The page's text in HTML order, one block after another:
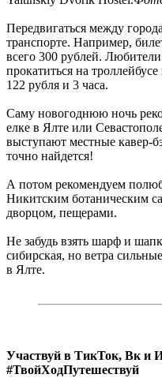
Передвигаться между
транспорте. Например,
всего 300 рублей.
прокатиться на
122 рубля и 3 часа.
Саму новогоднюю ночь
елке в Ялте или
выступают местные кавер-
точно найдется!
А потом рекомендуем
Никитским ботаническим
дворцом, пещерами.
Не забудь взять шарф и
сибирская, но ветра
в Ялте.
Участвуй в ТикТок, Вк и
#ТвойХодПутешествуй